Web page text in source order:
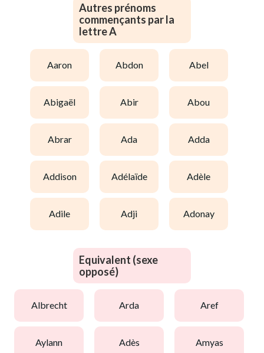
Autres prénoms
commençants par la
lettre A
aaron abdon abel
abigaël abir abou
abrar ada adda
addison adélaïde adèle
adile adji adonay
Equivalent (sexe
opposé)
albrecht arda aref
aylann adès amyas